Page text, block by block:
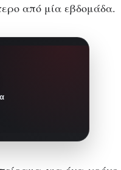
από μία εβδομάδα.